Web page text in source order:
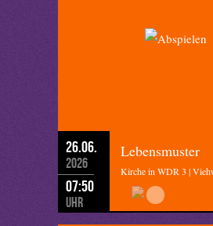
26.06.
2026
07:50
Uhr
Lebensmuster
Kirche in WDR 3 |